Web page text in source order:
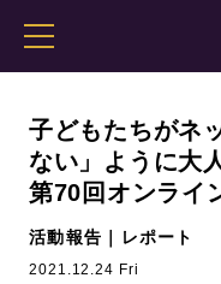
子どもたちがネ
ない」ように大
第70回オンライ
活動報告｜レポート
2021.12.24 Fri